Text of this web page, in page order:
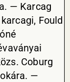
— Karcag
Fould
Coburg
—